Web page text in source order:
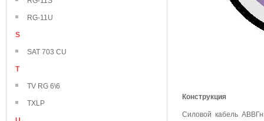
RG-11U
S
SAT 703 CU
T
TV RG 6\6
TXLP
Конструкция
Силовой кабель